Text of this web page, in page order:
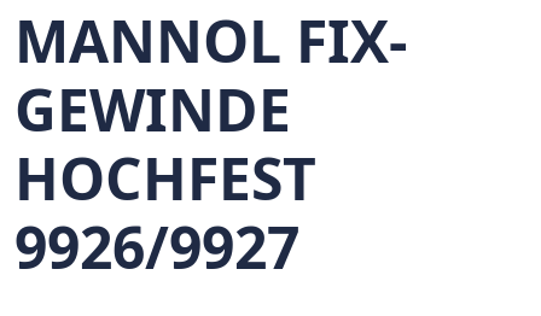
MANNOL FIX-
GEWINDE
HOCHFEST
9926/9927